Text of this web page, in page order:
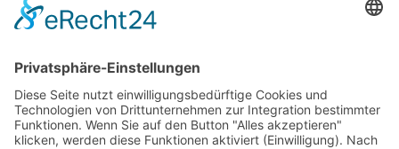
Produkte
Anwender
Über OHST
Karriere